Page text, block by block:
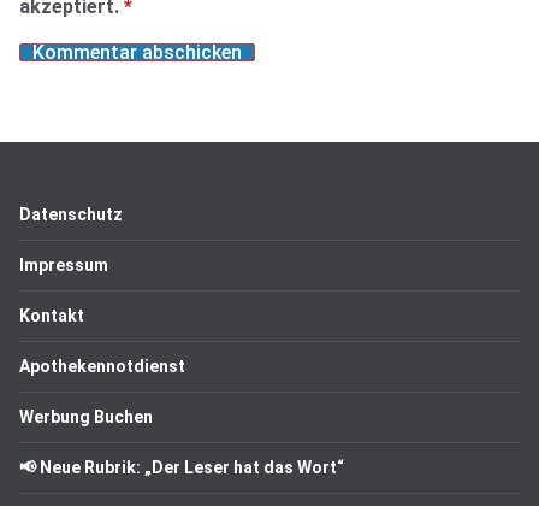
akzeptiert. *
Datenschutz
Impressum
Kontakt
Apothekennotdienst
Werbung Buchen
📢 Neue Rubrik: „Der Leser hat das Wort“